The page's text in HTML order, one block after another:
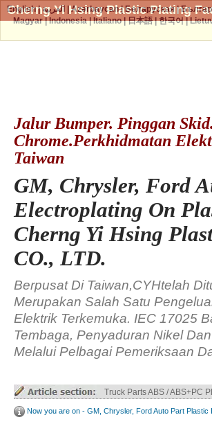
Cherng Yi Hsing Plastic Plating
Jalur Bumper. Pinggan
Chrome.Perkhidmatan
Taiwan
GM, Chrysler, Ford
Electroplating On
Cherng Yi Hsing
CO., LTD.
Berpusat Di Taiwan,CYHtelah
Merupakan Salah Satu
Elektrik Terkemuka. IEC 17025
Tembaga, Penyaduran Nikel
Melalui Pelbagai Pemeriksaan
Truck Parts ABS / ABS+PC
Now you are on - GM, Chrysler, Ford Auto Part
English|العربية |Azərbaycan|Беларуская|
Magyar|Indonesia|Italiano|日本語|한국어|